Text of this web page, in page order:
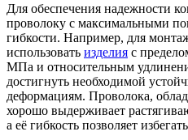
Для обеспечения надежности
проволоку с максимальными
гибкости. Например, для
использовать изделия с
МПа и относительным
достигнуть необходимой
деформациям. Проволока,
хорошо выдерживает
а её гибкость позволяет